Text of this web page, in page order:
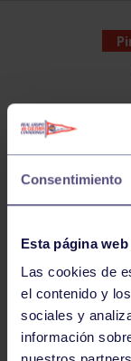
Consentimiento
Esta página
Las cookies de
el contenido y
sociales y
información